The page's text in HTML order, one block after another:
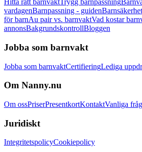
Hitta rätt barnvaktTrygg barnpassning
vardagenBarnpassning - guidenBarnsäkerhet
för barnAu pair vs. barnvaktVad kostar
annonsBakgrundskontrollBloggen
Jobba som barnvakt
Jobba som barnvaktCertifieringLediga
Om Nanny.nu
Om ossPriserPresentkortKontaktVanliga
Juridiskt
IntegritetspolicyCookiepolicy